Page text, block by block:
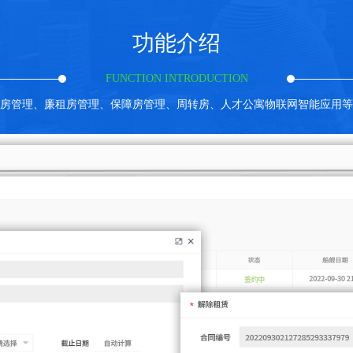
功能介绍
FUNCTION INTRODUCTION
管理、廉租房管理、保障房管理、周转房、人才公寓物联网智能应用